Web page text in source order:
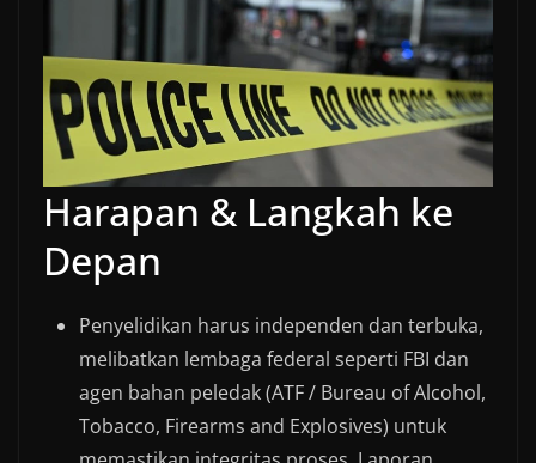
Harapan & Langkah ke
Depan
Penyelidikan harus independen dan terbuka,
melibatkan lembaga federal seperti FBI dan
agen bahan peledak (ATF / Bureau of Alcohol,
Tobacco, Firearms and Explosives) untuk